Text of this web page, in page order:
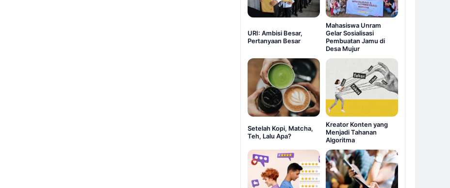
URI: Ambisi Besar,
Pertanyaan Besar
Mahasiswa Unram
Gelar Sosialisasi
Pembuatan Jamu di
Desa Mujur
Setelah Kopi, Matcha,
Teh, Lalu Apa?
Kreator Konten yang
Menjadi Tahanan
Algoritma